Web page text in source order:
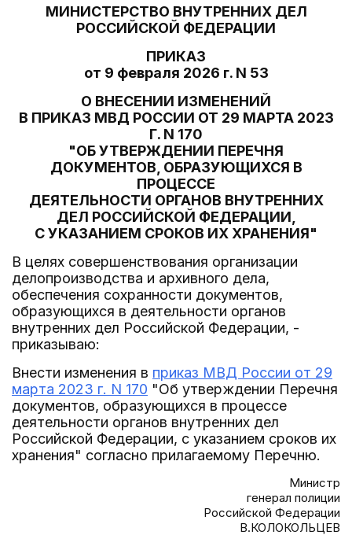
МИНИСТЕРСТВО ВНУТРЕННИХ ДЕЛ
РОССИЙСКОЙ ФЕДЕРАЦИИ
ПРИКАЗ
от 9 февраля 2026 г. N 53
О ВНЕСЕНИИ ИЗМЕНЕНИЙ
В ПРИКАЗ МВД РОССИИ ОТ 29 МАРТА 2023
Г. N 170
"ОБ УТВЕРЖДЕНИИ ПЕРЕЧНЯ
ДОКУМЕНТОВ, ОБРАЗУЮЩИХСЯ В
ПРОЦЕССЕ
ДЕЯТЕЛЬНОСТИ ОРГАНОВ ВНУТРЕННИХ
ДЕЛ РОССИЙСКОЙ ФЕДЕРАЦИИ,
С УКАЗАНИЕМ СРОКОВ ИХ ХРАНЕНИЯ"
В целях совершенствования организации
делопроизводства и архивного дела,
обеспечения сохранности документов,
образующихся в деятельности органов
внутренних дел Российской Федерации, -
приказываю:
Внести изменения в приказ МВД России от 29
марта 2023 г. N 170 "Об утверждении Перечня
документов, образующихся в процессе
деятельности органов внутренних дел
Российской Федерации, с указанием сроков их
хранения" согласно прилагаемому Перечню.
Министр
генерал полиции
Российской Федерации
В.КОЛОКОЛЬЦЕВ